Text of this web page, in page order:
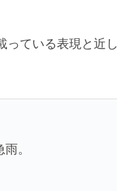
ている表現と近
。